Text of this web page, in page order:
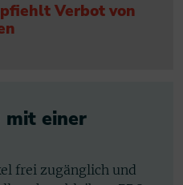
Verbot von
mit einer
frei zugänglich und